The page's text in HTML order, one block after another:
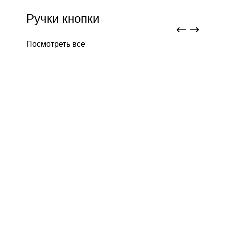
Ручки кнопки
Посмотреть все